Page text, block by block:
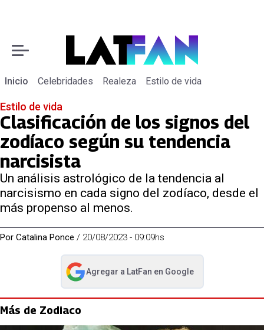
Inicio Celebridades Realeza Estilo de vida
Estilo de vida
Clasificación de los signos del
zodíaco según su tendencia
narcisista
Un análisis astrológico de la tendencia al
narcisismo en cada signo del zodíaco, desde el
más propenso al menos.
Por Catalina Ponce / 20/08/2023 - 09:09hs
Agregar a LatFan en Google
abre en nueva pestaña
Más de Zodiaco